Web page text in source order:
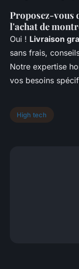
Proposez-vous
l'achat de
Oui ! Livraison
sans frais,
Notre expertise
vos besoins
High tech